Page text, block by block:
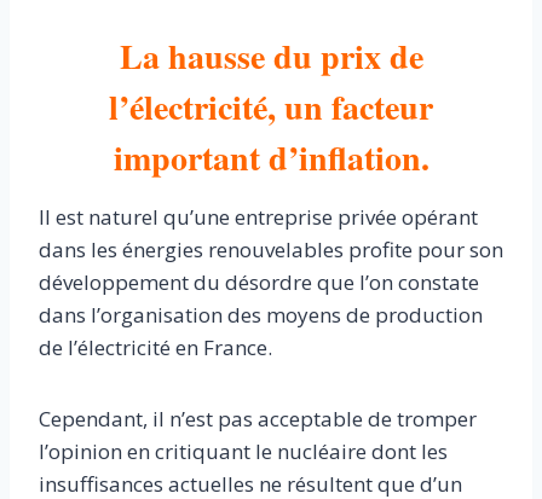
La hausse du prix de
l’électricité, un facteur
important d’inflation.
Il est naturel qu’une entreprise privée opérant
dans les énergies renouvelables profite pour son
développement du désordre que l’on constate
dans l’organisation des moyens de production
de l’électricité en France.
Cependant, il n’est pas acceptable de tromper
l’opinion en critiquant le nucléaire dont les
insuffisances actuelles ne résultent que d’un